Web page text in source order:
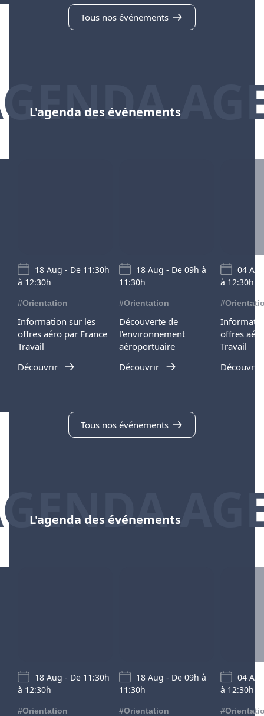
Tous nos événements
L'agenda des événements
18 Aug - De 11:30h
à 12:30h
#Orientation
Information sur les
offres aéro par France
Travail
Découvrir
18 Aug - De 09h à
11:30h
#Orientation
Découverte de
l'environnement
aéroportuaire
Découvrir
04
à 12:30h
offres
Travail
Découvrir
Tous nos événements
L'agenda des événements
18 Aug - De 11:30h
à 12:30h
#Orientation
18 Aug - De 09h à
11:30h
#Orientation
04
à 12:30h